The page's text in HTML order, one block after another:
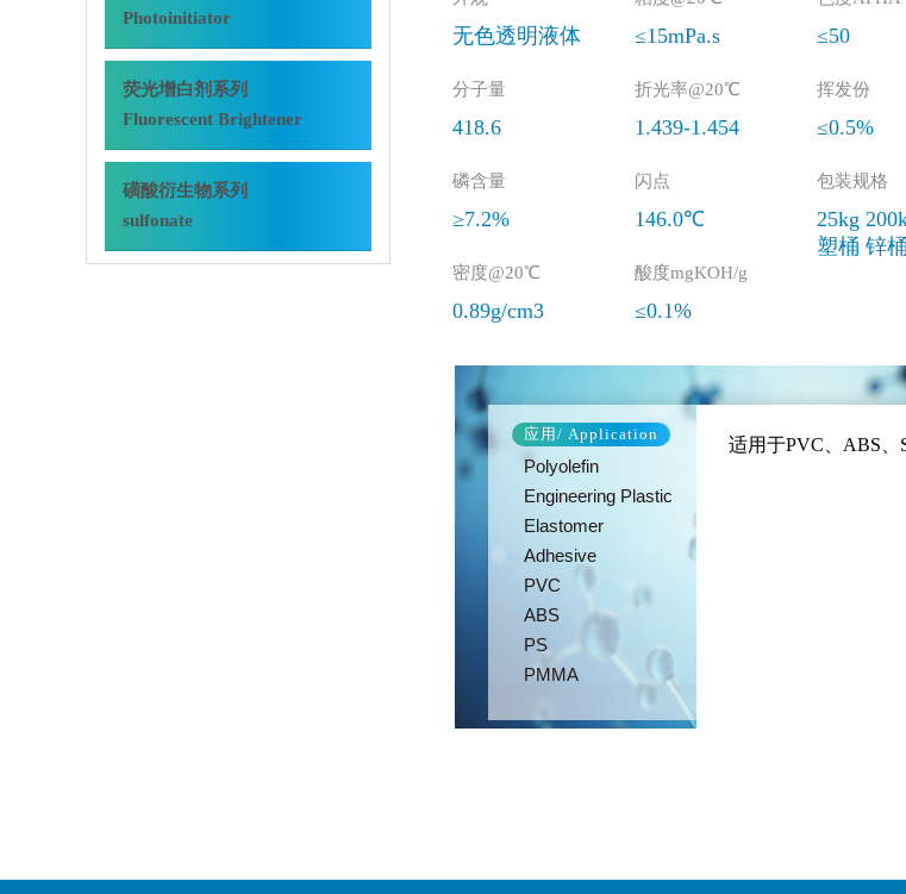
Photoinitiator
荧光增白剂系列
Fluorescent Brightener
磺酸衍生物系列
sulfonate
无色透明液体
分子量
418.6
磷含量
≥7.2%
密度@20℃
0.89g/cm3
≤15mPa.s
折光率@20℃
1.439-1.454
闪点
146.0℃
酸度mgKOH/g
≤0.1%
≤50
挥发份
≤0.5%
包装规格
25kg
塑桶 锌桶
应用/ Application
Polyolefin
Engineering Plastic
Elastomer
Adhesive
PVC
ABS
PS
PMMA
适用于PVC、ABS、